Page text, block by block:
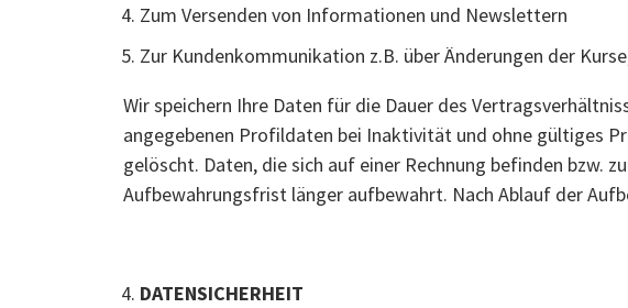
Zum Versenden von Informationen und Newslettern
Zur Kundenkommunikation z.B. über Änderungen der
Wir speichern Ihre Daten für die Dauer des
angegebenen Profildaten bei Inaktivität und ohne gültiges
gelöscht. Daten, die sich auf einer Rechnung befinden bzw.
Aufbewahrungsfrist länger aufbewahrt. Nach Ablauf der
DATENSICHERHEIT